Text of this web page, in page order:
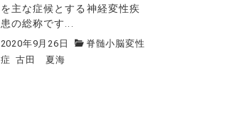
を主な症候とする神経変性疾
患の総称です...
2020年9月26日
脊髄小脳変性
症
古田 夏海